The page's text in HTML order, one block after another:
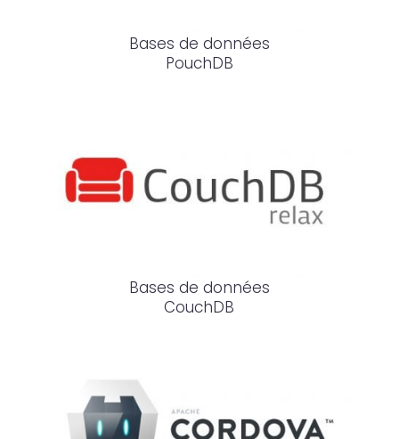
Bases de données
PouchDB
Bases de données
CouchDB